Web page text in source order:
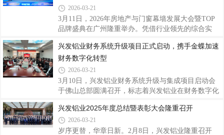
司党委书记、董事长王立向全体职工干部致以诚挚的
新春问候，并对大家在过去一年攻坚克难、奋楫笃行
所取得的各项成绩表示衷心感谢。他表示，2026年
展新阶段的关键之年。立足新起点，要以习近平新时
代中国特色社会主义思想为指导，全面贯彻落实
2026-03-21
3月11日，2026年房地产与门窗幕墙发展大会暨TOP
品牌盛典在广州隆重举办。凭借行业领先的综合实
获“建筑型材十大首选品牌”榜首荣誉，并成功入库房
地产与门窗幕墙产业链AL-Survey首选创新材
料“TOP10”品牌，以连续领跑的优异成绩，稳固行业
领军地位，彰显中国铝型材头部品牌的硬核竞争力。
本次评选由行业权威机构主办，依托AL-Survey行业
发企业及行业专家，围绕产品质量、技术创新、服务
能力、品牌口碑、市场应用等维度综合评审。评选结
果兼具专
兴发铝业财务系统升级项目正式启动，携手金蝶加速
财务数字化转型
2026-03-21
3月10日，兴发铝业财务系统升级与集成项目启动会
于佛山总部圆满召开，标志着兴发铝业在财务数字化
软件（中国）有限公司联合推进，旨在通过系统升级
与多平台集成，推动财务核算标准化、一体化、自动
化、智能化，为集团高质量发展注入新动能。会上，
兴发铝业2025年度总结暨表彰大会隆重召开
2026-03-21
岁序更替，华章日新。2月8日，兴发铝业隆重召开